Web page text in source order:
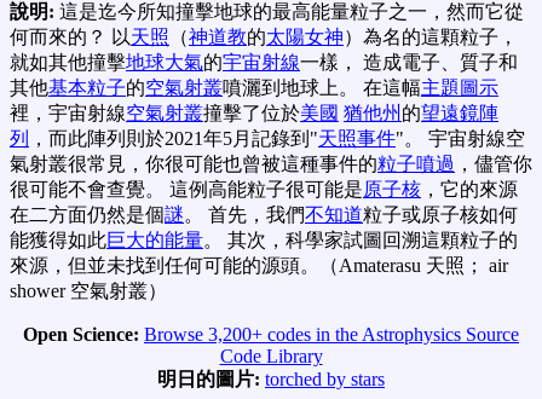
說明: 這是迄今所知撞擊地球的最高能量粒子之一，然而它從
何而來的？ 以天照 （神道教的太陽女神）為名的這顆粒子，
就如其他撞擊地球大氣的宇宙射線一樣， 造成電子、質子和
其他基本粒子的空氣射叢噴灑到地球上。 在這幅主題圖示
裡，宇宙射線空氣射叢撞擊了位於美國 猶他州 的望遠鏡陣
列
，而此陣列則於2021年5月記錄到"天照事件"。 宇宙射線空
氣射叢很常見，你很可能也曾被這種事件的粒子噴過 ，儘管你
很可能不會查覺。 這例高能粒子很可能是原子核 ，它的來源
在二方面仍然是個謎。 首先，我們不知道粒子或原子核如何
能獲得如此巨大的能量。 其次，科學家試圖回溯這顆粒子的
來源，但並未找到任何可能的源頭。（Amaterasu 天照； air
shower 空氣射叢）
Open Science: Browse 3,200+ codes in the Astrophysics Source
Code Library
明日的圖片: torched by stars